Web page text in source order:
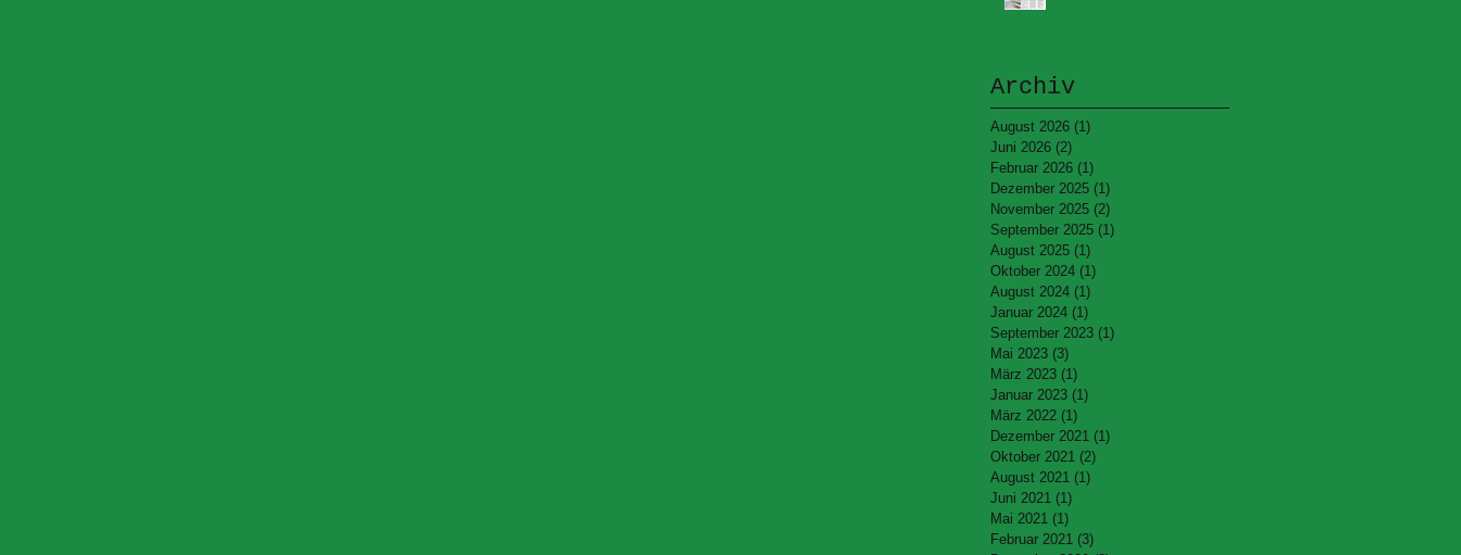
Archiv
August 2026 (1)
Juni 2026 (2)
Februar 2026 (1)
Dezember 2025 (1)
November 2025 (2)
September 2025 (1)
August 2025 (1)
Oktober 2024 (1)
August 2024 (1)
Januar 2024 (1)
September 2023 (1)
Mai 2023 (3)
März 2023 (1)
Januar 2023 (1)
März 2022 (1)
Dezember 2021 (1)
Oktober 2021 (2)
August 2021 (1)
Juni 2021 (1)
Mai 2021 (1)
Februar 2021 (3)